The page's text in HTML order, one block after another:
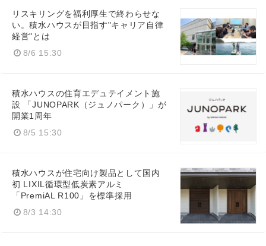
リスキリングを福利厚生で終わらせな
い。積水ハウスが目指す"キャリア自律
経営"とは
8/6 15:30
積水ハウスの住育エデュテイメント施
設 「JUNOPARK（ジュノパーク）」が
開業1周年
8/5 15:30
積水ハウスが住宅向け製品として国内
初 LIXIL循環型低炭素アルミ
「PremiAL R100」を標準採用
8/3 14:30